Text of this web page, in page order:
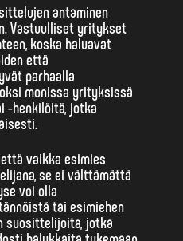
antaminen
Vastuulliset yritykset
koska haluavat
että
parhaalla
monissa yrityksissä
-henkilöitä, jotka
vaikka esimies
se ei välttämättä
voi olla
tai esimiehen
suosittelijoita, jotka